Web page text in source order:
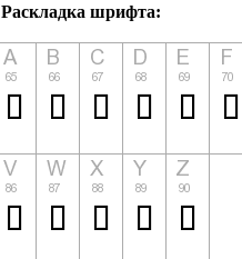
Раскладка шрифта: